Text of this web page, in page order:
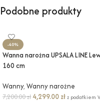
Podobne produkty
-40%
Wanna narożna UPSALA LINE
160 cm
Wanny, Wanny narożne
7,200.00zł 4,299.00 złz podatkiem